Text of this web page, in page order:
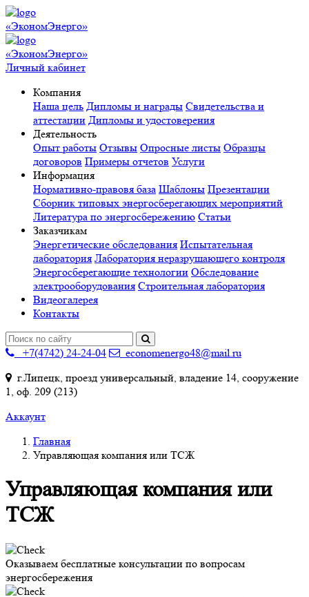
«ЭкономЭнерго»
«ЭкономЭнерго»
Личный кабинет
Компания
Наша цель Дипломы и награды Свидетельства и
аттестации Дипломы и удостоверения
Деятельность
Опыт работы Отзывы Опросные листы Образцы
договоров Примеры отчетов Услуги
Информация
Нормативно-правовя база Шаблоны Презентации
Сборник типовых энергосберегающих мероприятий
Литература по энергосбережению Статьи
Заказчикам
Энергетические обследования Испытательная
лаборатория Лаборатория неразрушающего контроля
Энергосберегающие технологии Обследование
электрооборудования Строительная лаборатория
Видеогалерея
Контакты
+7(4742) 24-24-04
economenergo48@mail.ru
г.Липецк, проезд универсальный, владение 14, сооружение
1, оф. 209 (213)
Аккаунт
Главная
Управляющая компания или ТСЖ
Управляющая компания или
ТСЖ
Оказываем бесплатные консультации по вопросам
энергосбережения